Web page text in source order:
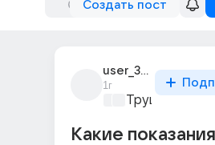
Создать пост
user_314514849
1г
Трушный
Какие показания